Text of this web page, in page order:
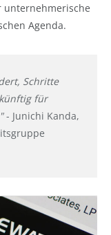
unternehmerische
Agenda.
Schritte
für
- Junichi Kanda,